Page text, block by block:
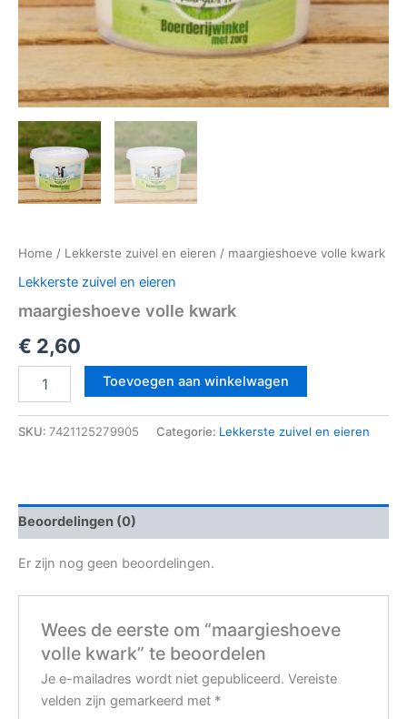
Home / Lekkerste zuivel en eieren / maargieshoeve volle kwark
Lekkerste zuivel en eieren
maargieshoeve volle kwark
€ 2,60
Toevoegen aan winkelwagen
SKU: 7421125279905 Categorie: Lekkerste zuivel en eieren
Beoordelingen (0)
Er zijn nog geen beoordelingen.
Wees de eerste om “maargieshoeve
volle kwark” te beoordelen
Je e-mailadres wordt niet gepubliceerd. Vereiste
velden zijn gemarkeerd met *